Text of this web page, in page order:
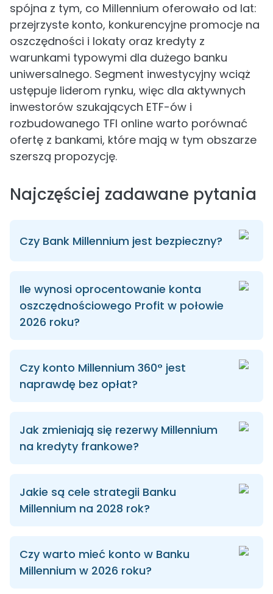
spójna z tym, co Millennium oferowało od lat:
przejrzyste konto, konkurencyjne promocje na
oszczędności i lokaty oraz kredyty z
warunkami typowymi dla dużego banku
uniwersalnego. Segment inwestycyjny wciąż
ustępuje liderom rynku, więc dla aktywnych
inwestorów szukających ETF-ów i
rozbudowanego TFI online warto porównać
ofertę z bankami, które mają w tym obszarze
szerszą propozycję.
Najczęściej zadawane pytania
Czy Bank Millennium jest bezpieczny?
Ile wynosi oprocentowanie konta
oszczędnościowego Profit w połowie
2026 roku?
Czy konto Millennium 360° jest
naprawdę bez opłat?
Jak zmieniają się rezerwy Millennium
na kredyty frankowe?
Jakie są cele strategii Banku
Millennium na 2028 rok?
Czy warto mieć konto w Banku
Millennium w 2026 roku?